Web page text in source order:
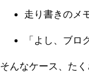
走り書きのメ
「よし、ブロ
そんなケース、たく